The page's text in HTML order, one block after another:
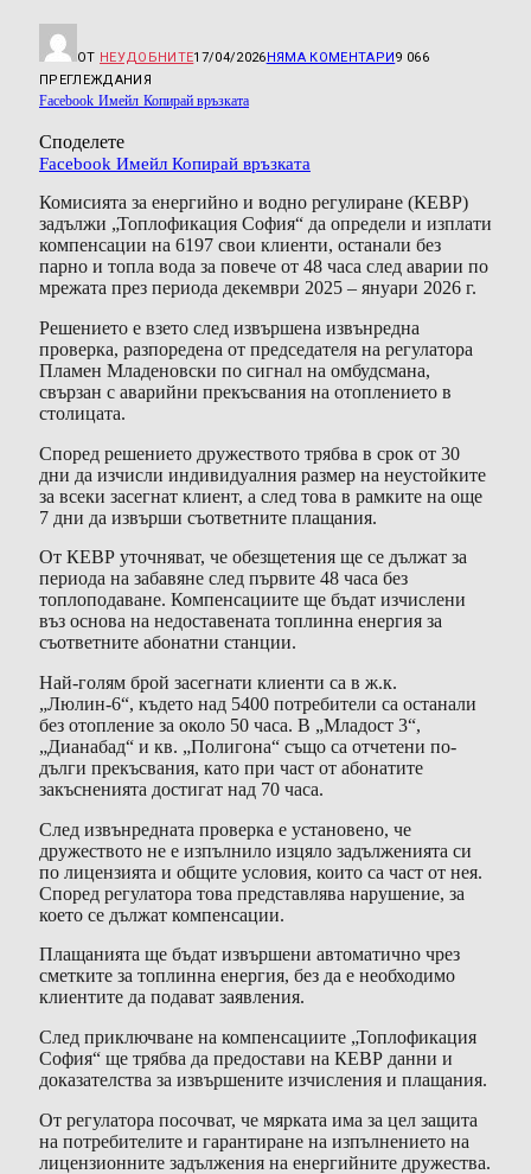
ОТ НЕУДОБНИТЕ17/04/2026НЯМА КОМЕНТАРИ9 066
ПРЕГЛЕЖДАНИЯ
Facebook Имейл Копирай връзката
Споделете
Facebook Имейл Копирай връзката
Комисията за енергийно и водно регулиране (КЕВР)
задължи „Топлофикация София“ да определи и изплати
компенсации на 6197 свои клиенти, останали без
парно и топла вода за повече от 48 часа след аварии по
мрежата през периода декември 2025 – януари 2026 г.
Решението е взето след извършена извънредна
проверка, разпоредена от председателя на регулатора
Пламен Младеновски по сигнал на омбудсмана,
свързан с аварийни прекъсвания на отоплението в
столицата.
Според решението дружеството трябва в срок от 30
дни да изчисли индивидуалния размер на неустойките
за всеки засегнат клиент, а след това в рамките на още
7 дни да извърши съответните плащания.
От КЕВР уточняват, че обезщетения ще се дължат за
периода на забавяне след първите 48 часа без
топлоподаване. Компенсациите ще бъдат изчислени
въз основа на недоставената топлинна енергия за
съответните абонатни станции.
Най-голям брой засегнати клиенти са в ж.к.
„Люлин-6“, където над 5400 потребители са останали
без отопление за около 50 часа. В „Младост 3“,
„Дианабад“ и кв. „Полигона“ също са отчетени по-
дълги прекъсвания, като при част от абонатите
закъсненията достигат над 70 часа.
След извънредната проверка е установено, че
дружеството не е изпълнило изцяло задълженията си
по лицензията и общите условия, които са част от нея.
Според регулатора това представлява нарушение, за
което се дължат компенсации.
Плащанията ще бъдат извършени автоматично чрез
сметките за топлинна енергия, без да е необходимо
клиентите да подават заявления.
След приключване на компенсациите „Топлофикация
София“ ще трябва да предостави на КЕВР данни и
доказателства за извършените изчисления и плащания.
От регулатора посочват, че мярката има за цел защита
на потребителите и гарантиране на изпълнението на
лицензионните задължения на енергийните дружества.